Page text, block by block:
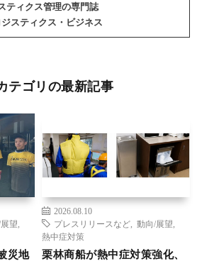
ティクス管理の専門誌
ジスティクス・ビジネス
テゴリの最新記事
望
災地
2026.08.10
プレスリリースなど
動向/展望
熱中症対策
栗林商船が熱中症対策強化、